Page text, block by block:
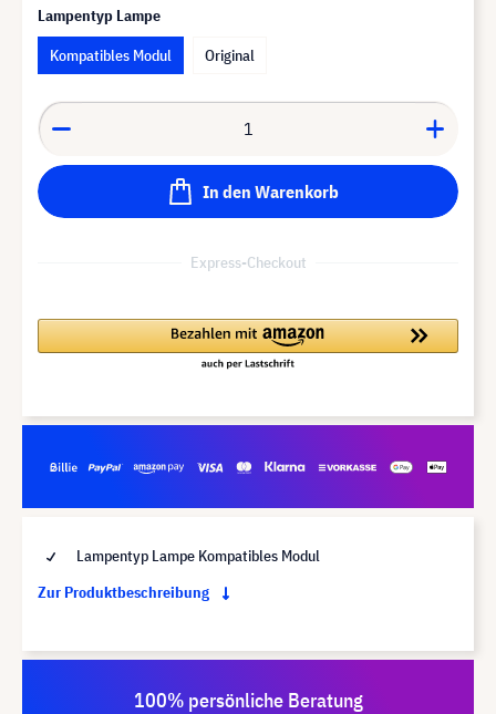
Lampentyp Lampe
Kompatibles Modul
Original
In den Warenkorb
Express-Checkout
Lampentyp Lampe Kompatibles Modul
Zur Produktbeschreibung
100% persönliche Beratung